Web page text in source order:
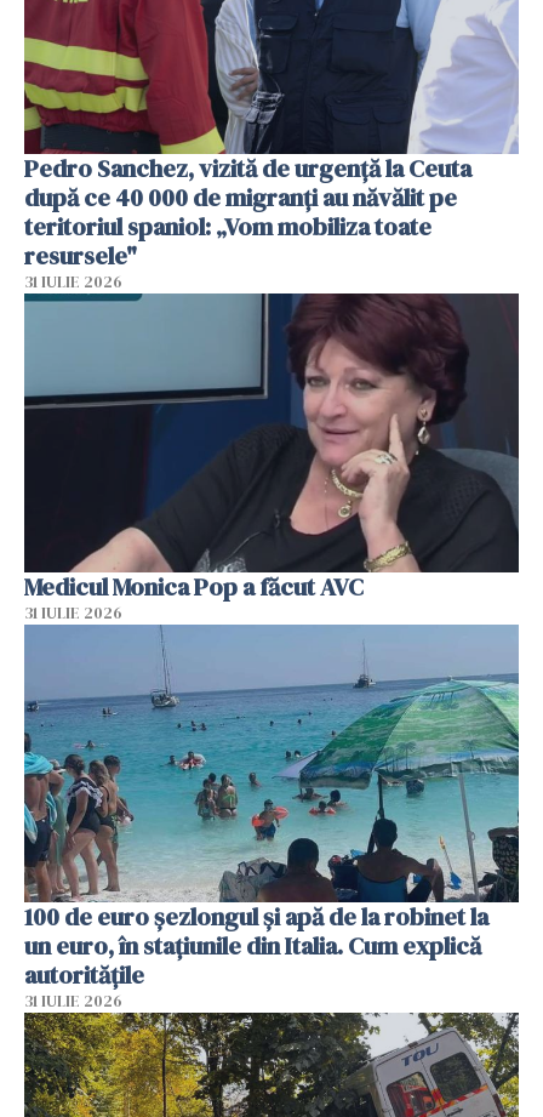
Pedro Sanchez, vizită de urgență la Ceuta
după ce 40 000 de migranți au năvălit pe
teritoriul spaniol: „Vom mobiliza toate
resursele"
31 IULIE 2026
Medicul Monica Pop a făcut AVC
31 IULIE 2026
100 de euro șezlongul și apă de la robinet la
un euro, în stațiunile din Italia. Cum explică
autoritățile
31 IULIE 2026